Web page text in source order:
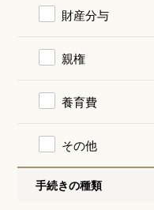
財産分与
親権
養育費
その他
手続きの種類